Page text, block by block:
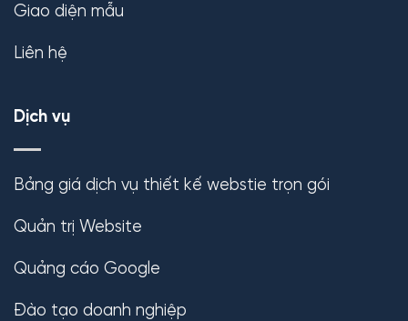
Giao diện mẫu
Liên hệ
Dịch vụ
Bảng giá dịch vụ thiết kế webstie trọn gói
Quản trị Website
Quảng cáo Google
Đào tạo doanh nghiệp